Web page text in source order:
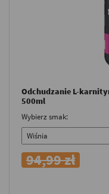
Odchudzanie L-
500ml
Wybierz smak:
94,99 zł